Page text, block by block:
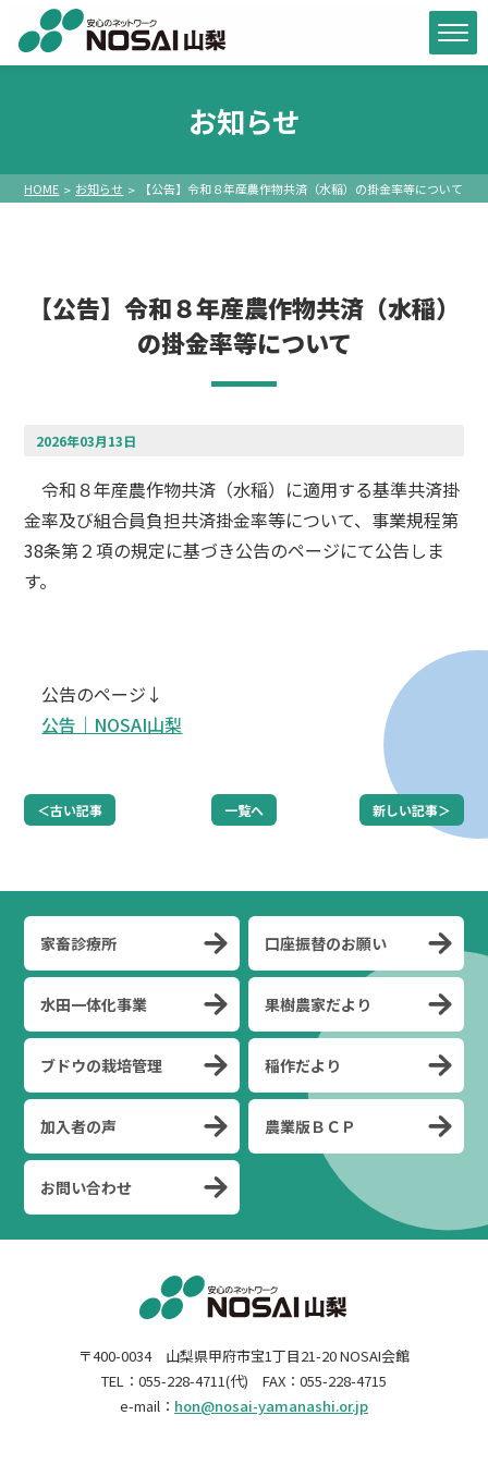
お知らせ
HOME お知らせ 【公告】令和８年産農作物共済（水稲）の掛金率等について
【公告】令和８年産農作物共済（水稲）
の掛金率等について
2026年03月13日
令和８年産農作物共済（水稲）に適用する基準共済掛
金率及び組合員負担共済掛金率等について、事業規程第
38条第２項の規定に基づき公告のページにて公告しま
す。
公告のページ↓
公告｜NOSAI山梨
＜古い記事 一覧へ 新しい記事＞
家畜診療所 口座振替のお願い
水田一体化事業 果樹農家だより
ブドウの栽培管理 稲作だより
加入者の声 農業版ＢＣＰ
お問い合わせ
〒400-0034 山梨県甲府市宝1丁目21-20 NOSAI会館
TEL：055-228-4711(代) FAX：055-228-4715
e-mail： hon@nosai-yamanashi.or.jp